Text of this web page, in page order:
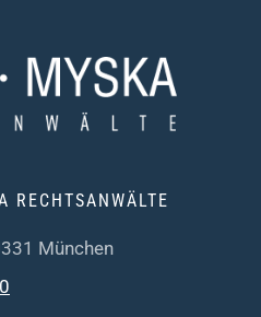
RECHTSANWÄLTE
München